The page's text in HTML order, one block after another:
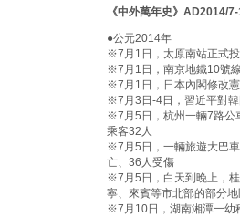
《中外萬年史》AD2014/7-
●公元2014年
※7月1日，太原南站正式
※7月1日，南京地鐵10號
※7月1日，日本內閣修改
※7月3日-4日，習近平對
※7月5日，杭州一輛7路公
乘客32人
※7月5日，一輛旅遊大巴
亡、36人受傷
※7月5日，白天到晚上，
寧、來賓等市北部的部分
※7月10日，湖南湘潭一幼